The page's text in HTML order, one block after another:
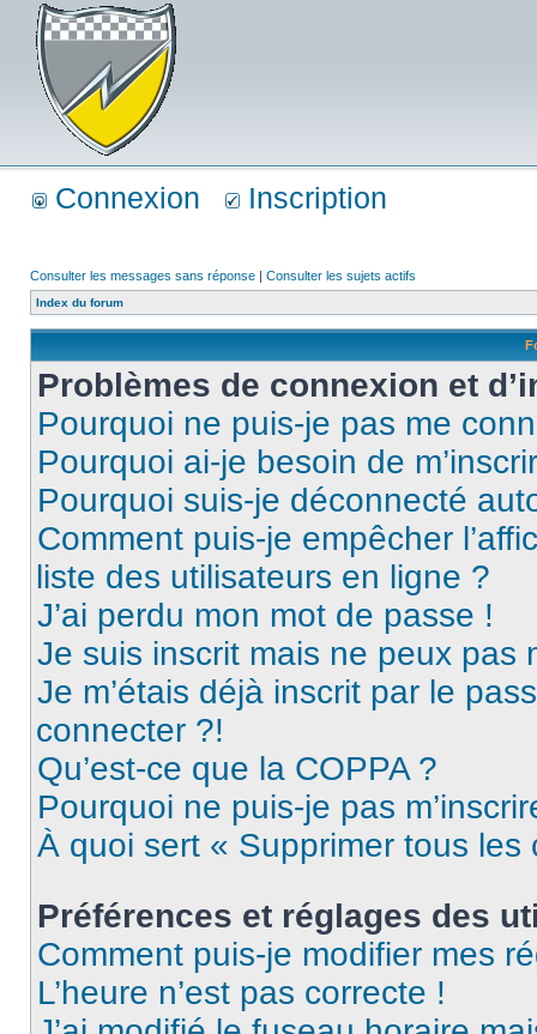
Connexion Inscription
Consulter les messages sans réponse | Consulter les sujets actifs
Index du forum
Problèmes de connexion et
Pourquoi ne puis-je pas me
Pourquoi ai-je besoin de
Pourquoi suis-je déconnecté
Comment puis-je empêcher
liste des utilisateurs en ligne ?
J’ai perdu mon mot de passe !
Je suis inscrit mais ne peux pas
Je m’étais déjà inscrit par le
connecter ?!
Qu’est-ce que la COPPA ?
Pourquoi ne puis-je pas
À quoi sert « Supprimer tous les
Préférences et réglages des
Comment puis-je modifier mes
L’heure n’est pas correcte !